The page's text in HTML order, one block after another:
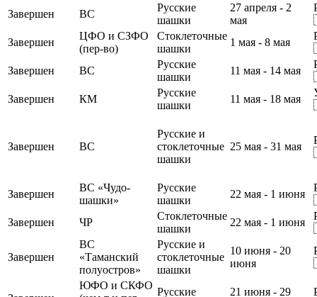
Завершен
ВС
Русские
шашки
27 апреля - 2
мая
Завершен
ЦФО и СЗФО
(пер-во)
Стоклеточные
шашки
1 мая - 8 мая
Завершен
ВС
Русские
шашки
11 мая - 14 мая
Завершен
КМ
Русские
шашки
11 мая - 18 мая
Завершен ВС
Русские и
стоклеточные
шашки
25 мая - 31 мая
Завершен
ВС «Чудо-
шашки»
Русские
шашки
22 мая - 1 июня
Завершен
ЧР
Стоклеточные
шашки
22 мая - 1 июня
Завершен
ВС
«Таманский
полуостров»
Русские и
стоклеточные
шашки
10 июня - 20
июня
ЮФО и СКФО
Русские
21 июня - 29